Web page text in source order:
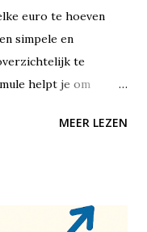
euro te hoeven
simpele en
te
helpt je om
hoeft te
naar vaste lasten
MEER LEZEN